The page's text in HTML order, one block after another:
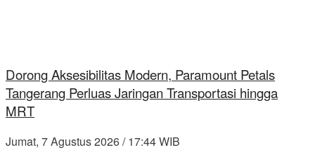
Dorong Aksesibilitas Modern, Paramount Petals
Tangerang Perluas Jaringan Transportasi hingga
MRT
Jumat, 7 Agustus 2026 / 17:44 WIB